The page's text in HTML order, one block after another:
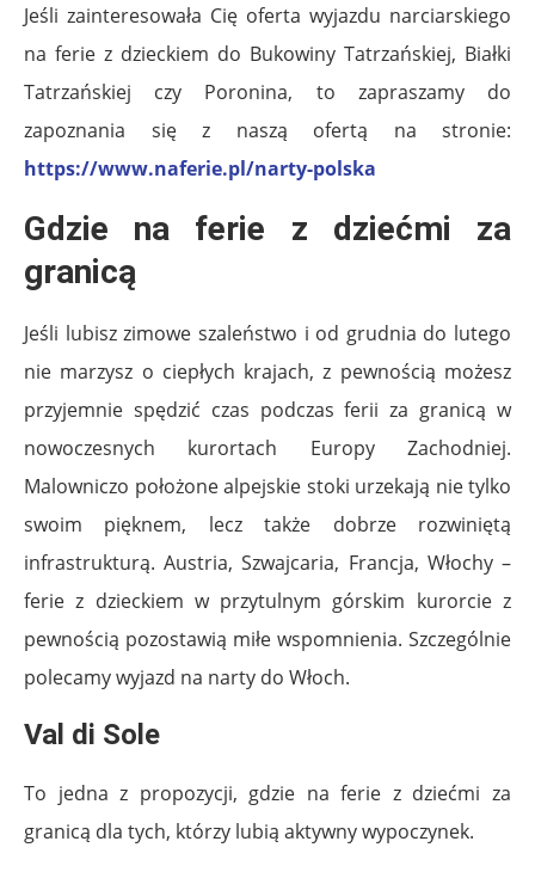
Jeśli zainteresowała Cię oferta wyjazdu narciarskiego
na ferie z dzieckiem do Bukowiny Tatrzańskiej, Białki
Tatrzańskiej czy Poronina, to zapraszamy do
zapoznania się z naszą ofertą na stronie:
https://www.naferie.pl/narty-polska
Gdzie na ferie z dziećmi za
granicą
Jeśli lubisz zimowe szaleństwo i od grudnia do lutego
nie marzysz o ciepłych krajach, z pewnością możesz
przyjemnie spędzić czas podczas ferii za granicą w
nowoczesnych kurortach Europy Zachodniej.
Malowniczo położone alpejskie stoki urzekają nie tylko
swoim pięknem, lecz także dobrze rozwiniętą
infrastrukturą. Austria, Szwajcaria, Francja, Włochy –
ferie z dzieckiem w przytulnym górskim kurorcie z
pewnością pozostawią miłe wspomnienia. Szczególnie
polecamy wyjazd na narty do Włoch.
Val di Sole
To jedna z propozycji, gdzie na ferie z dziećmi za
granicą dla tych, którzy lubią aktywny wypoczynek.